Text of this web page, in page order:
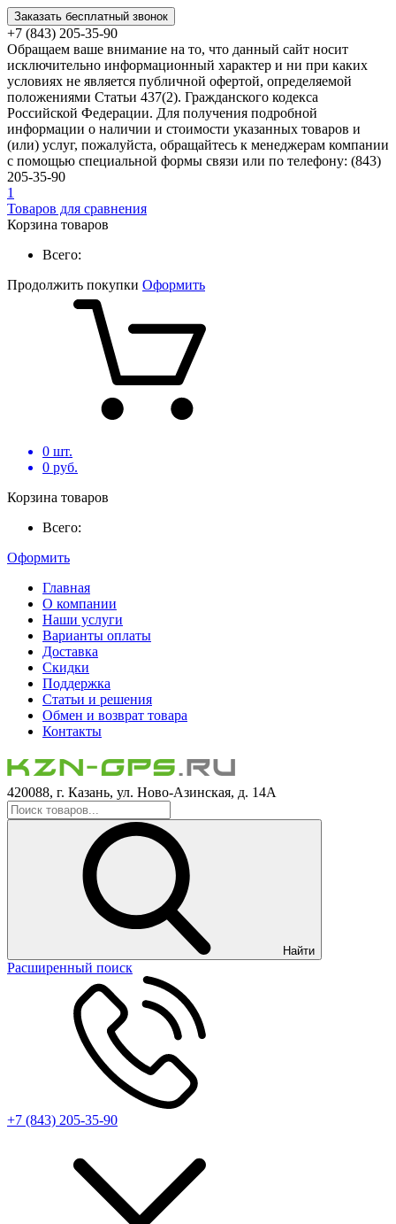
Заказать бесплатный звонок
+7 (843) 205-35-90
Обращаем ваше внимание на то, что данный сайт носит
исключительно информационный характер и ни при каких
условиях не является публичной офертой, определяемой
положениями Статьи 437(2). Гражданского кодекса
Российской Федерации. Для получения подробной
информации о наличии и стоимости указанных товаров и
(или) услуг, пожалуйста, обращайтесь к менеджерам компании
с помощью специальной формы связи или по телефону: (843)
205-35-90
1
Товаров для сравнения
Корзина товаров
Всего:
Продолжить покупки Оформить
0 шт.
0 руб.
Корзина товаров
Всего:
Оформить
Главная
О компании
Наши услуги
Варианты оплаты
Доставка
Скидки
Поддержка
Статьи и решения
Обмен и возврат товара
Контакты
420088, г. Казань, ул. Ново-Азинская, д. 14А
Найти
Расширенный поиск
+7 (843) 205-35-90